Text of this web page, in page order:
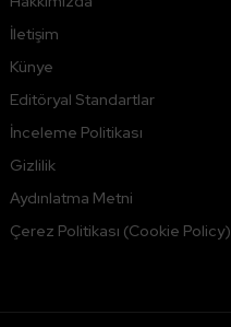
İletişim
Künye
Editöryal Standartlar
İnceleme Politikası
Gizlilik
Aydınlatma Metni
Çerez Politikası (Cookie Policy)